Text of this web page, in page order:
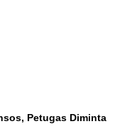
Petugas Diminta